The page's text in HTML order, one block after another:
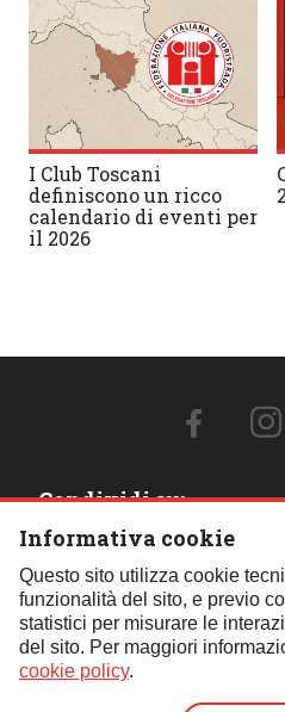
I Club Toscani
definiscono un ricco
calendario di eventi per
il 2026
Condividi su:
Contattaci:
Tel.:059 451621- Cell.:+39
segreteria@fif4x4.it
Clicca qui per tutti i contatti
Informativa cookie
Questo sito utilizza cookie
funzionalità del sito, e previo
statistici per misurare le
del sito. Per maggiori
cookie policy.